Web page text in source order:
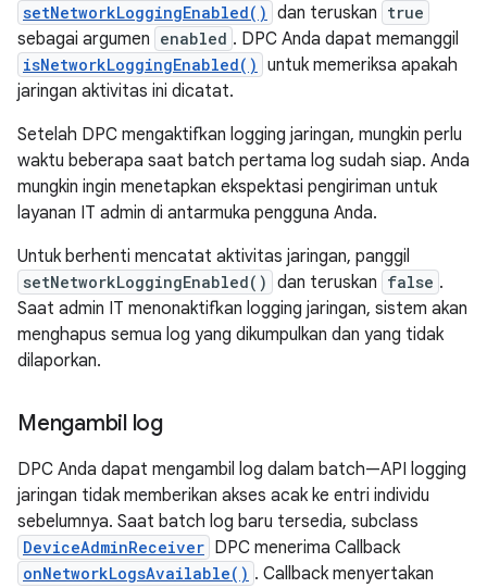
setNetworkLoggingEnabled() dan teruskan true
sebagai argumen enabled . DPC Anda dapat memanggil
isNetworkLoggingEnabled() untuk memeriksa apakah
jaringan aktivitas ini dicatat.
Setelah DPC mengaktifkan logging jaringan, mungkin perlu
waktu beberapa saat batch pertama log sudah siap. Anda
mungkin ingin menetapkan ekspektasi pengiriman untuk
layanan IT admin di antarmuka pengguna Anda.
Untuk berhenti mencatat aktivitas jaringan, panggil
setNetworkLoggingEnabled() dan teruskan false .
Saat admin IT menonaktifkan logging jaringan, sistem akan
menghapus semua log yang dikumpulkan dan yang tidak
dilaporkan.
Mengambil log
DPC Anda dapat mengambil log dalam batch—API logging
jaringan tidak memberikan akses acak ke entri individu
sebelumnya. Saat batch log baru tersedia, subclass
DeviceAdminReceiver DPC menerima Callback
onNetworkLogsAvailable() . Callback menyertakan